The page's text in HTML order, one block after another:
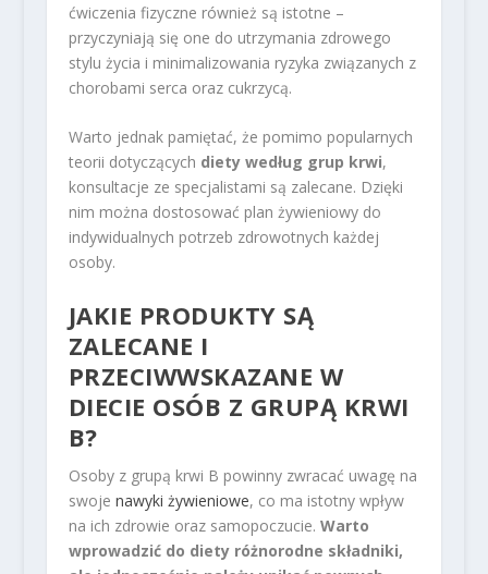
ćwiczenia fizyczne również są istotne –
przyczyniają się one do utrzymania zdrowego
stylu życia i minimalizowania ryzyka związanych z
chorobami serca oraz cukrzycą.
Warto jednak pamiętać, że pomimo popularnych
teorii dotyczących diety według grup krwi,
konsultacje ze specjalistami są zalecane. Dzięki
nim można dostosować plan żywieniowy do
indywidualnych potrzeb zdrowotnych każdej
osoby.
JAKIE PRODUKTY SĄ
ZALECANE I
PRZECIWWSKAZANE W
DIECIE OSÓB Z GRUPĄ KRWI
B?
Osoby z grupą krwi B powinny zwracać uwagę na
swoje nawyki żywieniowe, co ma istotny wpływ
na ich zdrowie oraz samopoczucie. Warto
wprowadzić do diety różnorodne składniki,